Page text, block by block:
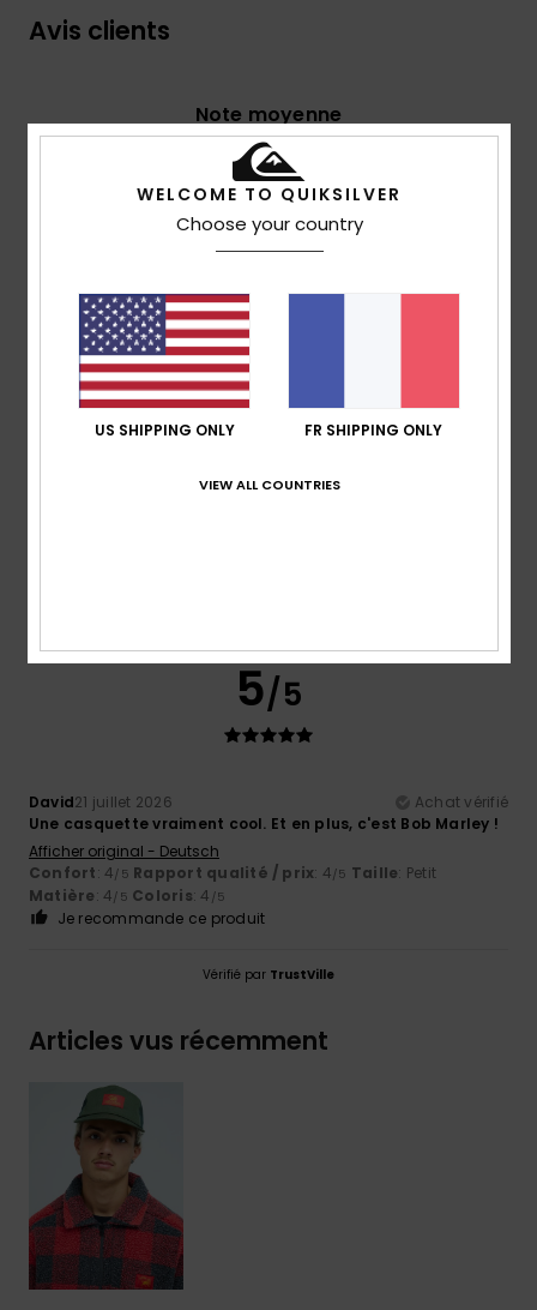
Avis clients
Note moyenne
5.0/5
1 avis vérifiésdepuis juillet 2026
Confort
4.0
Taille
Matière
5/5
David21 juillet 2026
Achat vérifié
Une casquette vraiment cool. Et en plus, c'est Bob Marley !
Afficher original - Deutsch
Confort: 4/5 Rapport qualité / prix: 4/5 Taille: Petit
Matière: 4/5 Coloris: 4 /5
Je recommande ce produit
Vérifié par TrustVille
Articles vus récemment
WELCOME TO QUIKSILVER
Choose your country
US SHIPPING ONLY FR SHIPPING ONLY
VIEW ALL COUNTRIES